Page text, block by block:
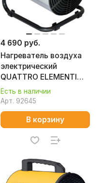
4 690 руб.
Нагреватель воздуха
электрический
QUATTRO ELEMENTI
QE-3000ETN (цилиндр)
Есть в наличии
Арт. 92645
В корзину